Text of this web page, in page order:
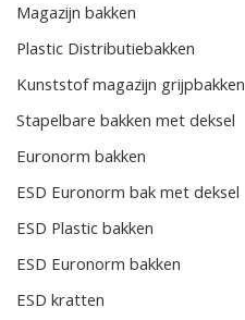
Magazijn bakken
Plastic Distributiebakken
Kunststof magazijn grijpbakken
Stapelbare bakken met deksel
Euronorm bakken
ESD Euronorm bak met deksel
ESD Plastic bakken
ESD Euronorm bakken
ESD kratten